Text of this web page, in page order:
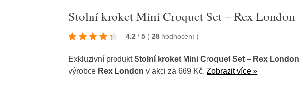
Stolní kroket Mini Croquet Set – Rex London
4.2 / 5 ( 28 hodnocení)
Exkluzivní produktStolní kroket Mini Croquet Set – Rex London
výrobce Rex London v akci za 669 Kč.Zobrazit více »